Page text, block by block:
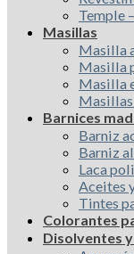
Temple
Masillas
Masilla
Masilla
Masilla
Masillas
Barnices
Barniz
Barniz
Laca
Aceites
Tintes
Colorantes
Disolventes